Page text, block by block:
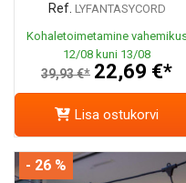
Ref. LYFANTASYCORD
Kohaletoimetamine
12/08 kuni 13/08
39,93 €* 22,69 €*
Lisa ostukorvi
- 26 %